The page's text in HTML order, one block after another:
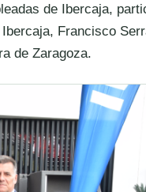
de Ibercaja,
Francisco
de Zaragoza.